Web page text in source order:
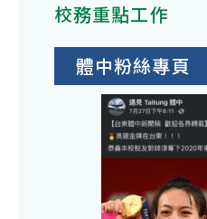
校務重點工作
體中粉絲專頁